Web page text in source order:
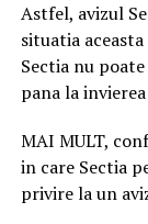
Astfel, avizul
situatia
Sectia nu
pana la
MAI MULT,
in care Sectia
privire la un